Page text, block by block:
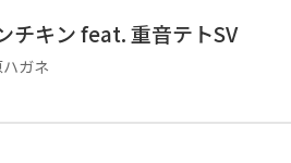
チキン feat. 重音テトSV
ガネ